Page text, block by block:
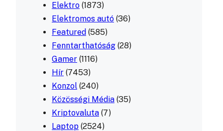
Elektro (1873)
Elektromos autó (36)
Featured (585)
Fenntarthatóság (28)
Gamer (1116)
Hír (7453)
Konzol (240)
Közösségi Média (35)
Kriptovaluta (7)
Laptop (2524)